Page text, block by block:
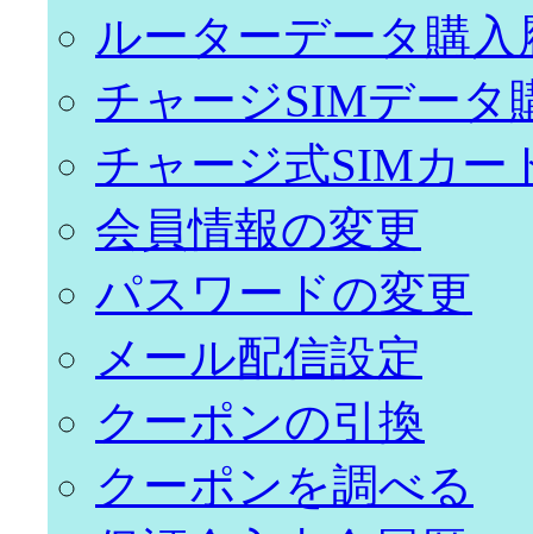
ルーターデータ購入
チャージSIMデータ
チャージ式SIMカー
会員情報の変更
パスワードの変更
メール配信設定
クーポンの引換
クーポンを調べる